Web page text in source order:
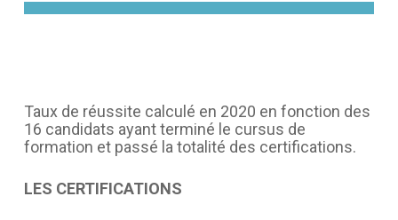
Taux de réussite calculé en 2020 en fonction des
16 candidats ayant terminé le cursus de
formation et passé la totalité des certifications.
LES CERTIFICATIONS